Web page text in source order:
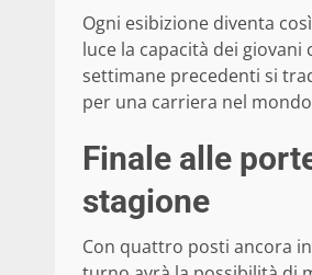
Ogni esibizione diventa
luce la capacità dei
settimane precedenti si
per una carriera nel
Finale alle
stagione
Con quattro posti ancora